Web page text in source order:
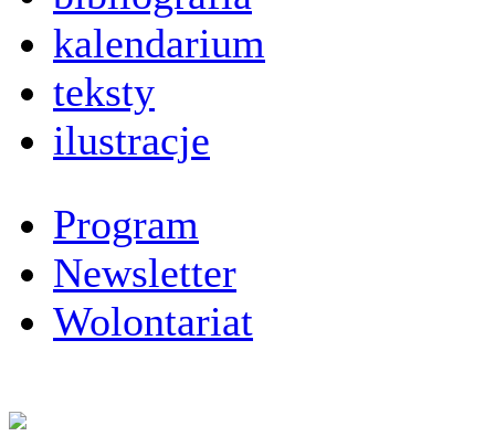
kalendarium
teksty
ilustracje
Program
Newsletter
Wolontariat